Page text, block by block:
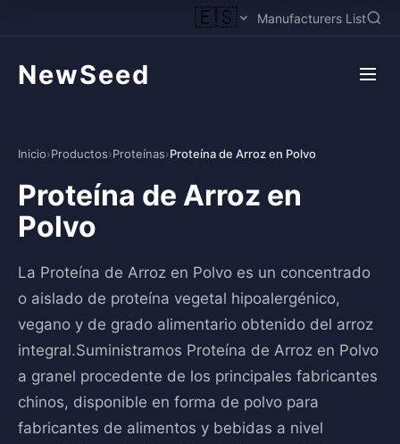
🇪🇸 Manufacturers List
NewSeed
Inicio›Productos›Proteínas›Proteína de Arroz en Polvo
Proteína de Arroz en
Polvo
La Proteína de Arroz en Polvo es un concentrado
o aislado de proteína vegetal hipoalergénico,
vegano y de grado alimentario obtenido del arroz
integral.Suministramos Proteína de Arroz en Polvo
a granel procedente de los principales fabricantes
chinos, disponible en forma de polvo para
fabricantes de alimentos y bebidas a nivel